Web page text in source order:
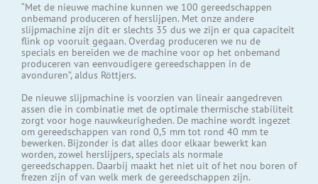
“Met de nieuwe machine kunnen we 100 gereedschappen
onbemand produceren of herslijpen. Met onze andere
slijpmachine zijn dit er slechts 35 dus we zijn er qua capaciteit
flink op vooruit gegaan. Overdag produceren we nu de
specials en bereiden we de machine voor op het onbemand
produceren van eenvoudigere gereedschappen in de
avonduren”, aldus Röttjers.
De nieuwe slijpmachine is voorzien van lineair aangedreven
assen die in combinatie met de optimale thermische stabiliteit
zorgt voor hoge nauwkeurigheden. De machine wordt ingezet
om gereedschappen van rond 0,5 mm tot rond 40 mm te
bewerken. Bijzonder is dat alles door elkaar bewerkt kan
worden, zowel herslijpers, specials als normale
gereedschappen. Daarbij maakt het niet uit of het nou boren of
frezen zijn of van welk merk de gereedschappen zijn.